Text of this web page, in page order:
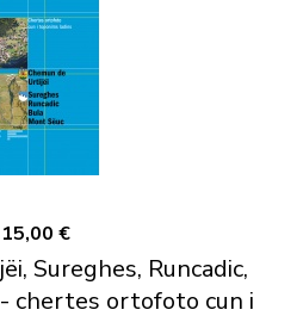
15,00 €
Sureghes, Runcadic,
chertes ortofoto cun i